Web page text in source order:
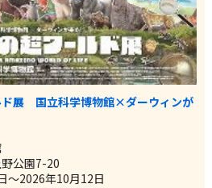
ド展 国立科学博物館×ダーウィンが
公園7-20
～2026年10月12日